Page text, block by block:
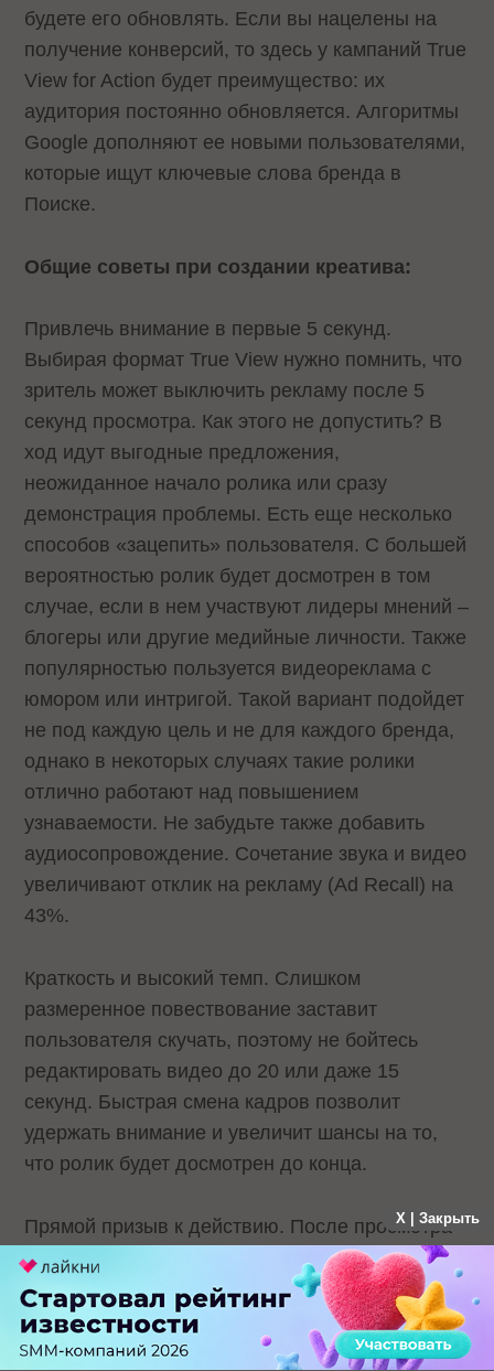
будете его обновлять. Если вы нацелены на
получение конверсий, то здесь у кампаний True
View for Action будет преимущество: их
аудитория постоянно обновляется. Алгоритмы
Google дополняют ее новыми пользователями,
которые ищут ключевые слова бренда в
Поиске.
Общие советы при создании креатива:
Привлечь внимание в первые 5 секунд.
Выбирая формат True View нужно помнить, что
зритель может выключить рекламу после 5
секунд просмотра. Как этого не допустить? В
ход идут выгодные предложения,
неожиданное начало ролика или сразу
демонстрация проблемы. Есть еще несколько
способов «зацепить» пользователя. С большей
вероятностью ролик будет досмотрен в том
случае, если в нем участвуют лидеры мнений –
блогеры или другие медийные личности. Также
популярностью пользуется видеореклама с
юмором или интригой. Такой вариант подойдет
не под каждую цель и не для каждого бренда,
однако в некоторых случаях такие ролики
отлично работают над повышением
узнаваемости. Не забудьте также добавить
аудиосопровождение. Сочетание звука и видео
увеличивают отклик на рекламу (Ad Recall) на
43%.
Краткость и высокий темп. Слишком
размеренное повествование заставит
пользователя скучать, поэтому не бойтесь
редактировать видео до 20 или даже 15
секунд. Быстрая смена кадров позволит
удержать внимание и увеличит шансы на то,
что ролик будет досмотрен до конца.
Прямой призыв к действию. После просмотра
видео пользователь должен четко понимать,
что необходимо сделать: например, скачать
приложение или перейти на сайт. Не бойтесь
говорить это в ролике. На YouTube такие
X | Закрыть